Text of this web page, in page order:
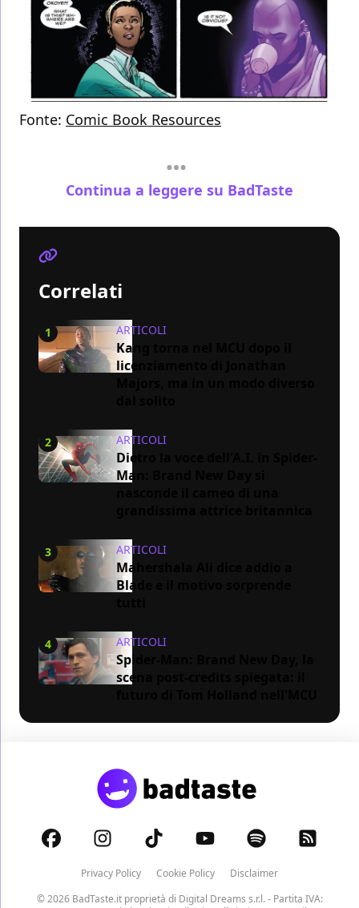
Fonte: Comic Book Resources
Continua a leggere su BadTaste
Correlati
1 ARTICOLI
Kang torna nel MCU dopo il
licenziamento di Jonathan
2 ARTICOLI
Dietro la voce dell'A.I. in Spider-
Man: Brand New Day si
3 ARTICOLI
Mahershala Ali dice addio a
Blade e il motivo sorprende
4 ARTICOLI
Spider-Man: Brand New Day, la
scena post-credits spiegata: il
Privacy Policy Cookie Policy
Disclaimer
© 2026 BadTaste.it proprietà di Digital Dreams s.r.l.- Partita IVA: